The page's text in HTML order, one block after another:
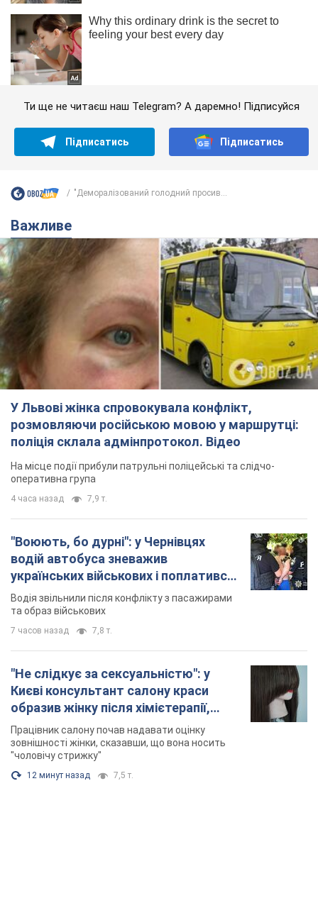
Ти ще не читаєш наш Telegram? А даремно! Підписуйся
Підписатись Підписатись
"Деморалізований голодний просив...
Важливе
У Львові жінка спровокувала конфлікт,
розмовляючи російською мовою у маршрутці:
поліція склала адмінпротокол. Відео
На місце події прибули патрульні поліцейські та слідчо-
оперативна група
4 часа назад 7,9 т.
"Воюють, бо дурні": у Чернівцях
водій автобуса зневажив
українських військових і поплатився.
Відео
Водія звільнили після конфлікту з пасажирами
та образ військових
7 часов назад 7,8 т.
"Не слідкує за сексуальністю": у
Києві консультант салону краси
образив жінку після хімієтерапії,
розгорівся скандал. Фото
Працівник салону почав надавати оцінку
зовнішності жінки, сказавши, що вона носить
"чоловічу стрижку"
12 минут назад 7,5 т.